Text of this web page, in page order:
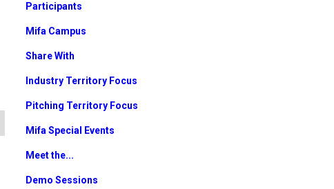
Participants
Mifa Campus
Share With
Industry Territory Focus
Pitching Territory Focus
Mifa Special Events
Meet the...
Demo Sessions